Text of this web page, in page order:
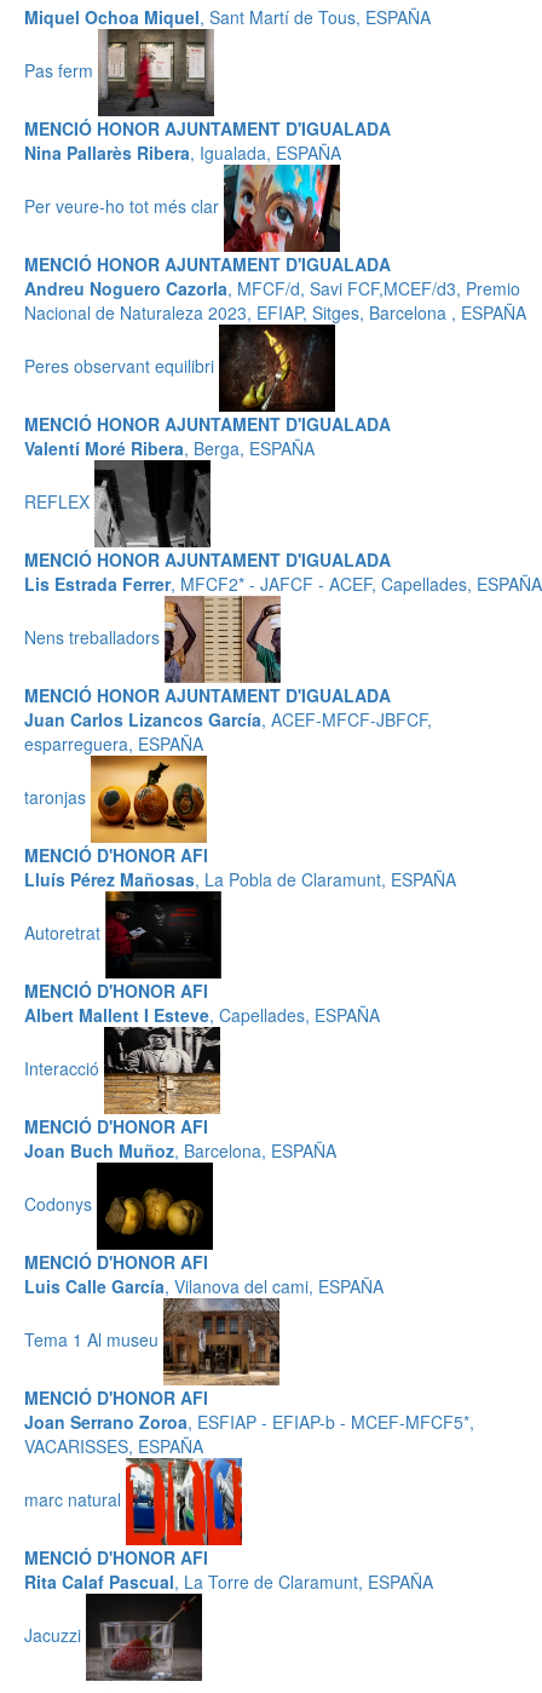
Miquel Ochoa Miquel, Sant Martí de Tous, ESPAÑA
Pas ferm
MENCIÓ HONOR AJUNTAMENT D'IGUALADA
Nina Pallarès Ribera, Igualada, ESPAÑA
Per veure-ho tot més clar
MENCIÓ HONOR AJUNTAMENT D'IGUALADA
Andreu Noguero Cazorla, MFCF/d, Savi FCF,MCEF/d3, Premio
Nacional de Naturaleza 2023, EFIAP, Sitges, Barcelona , ESPAÑA
Peres observant equilibri
MENCIÓ HONOR AJUNTAMENT D'IGUALADA
Valentí Moré Ribera, Berga, ESPAÑA
REFLEX
MENCIÓ HONOR AJUNTAMENT D'IGUALADA
Lis Estrada Ferrer, MFCF2* - JAFCF - ACEF, Capellades, ESPAÑA
Nens treballadors
MENCIÓ HONOR AJUNTAMENT D'IGUALADA
Juan Carlos Lizancos García, ACEF-MFCF-JBFCF,
esparreguera, ESPAÑA
taronjas
MENCIÓ D'HONOR AFI
Lluís Pérez Mañosas, La Pobla de Claramunt, ESPAÑA
Autoretrat
MENCIÓ D'HONOR AFI
Albert Mallent I Esteve, Capellades, ESPAÑA
Interacció
MENCIÓ D'HONOR AFI
Joan Buch Muñoz, Barcelona, ESPAÑA
Codonys
MENCIÓ D'HONOR AFI
Luis Calle García, Vilanova del cami, ESPAÑA
Tema 1 Al museu
MENCIÓ D'HONOR AFI
Joan Serrano Zoroa, ESFIAP - EFIAP-b - MCEF-MFCF5*,
VACARISSES, ESPAÑA
marc natural
MENCIÓ D'HONOR AFI
Rita Calaf Pascual, La Torre de Claramunt, ESPAÑA
Jacuzzi